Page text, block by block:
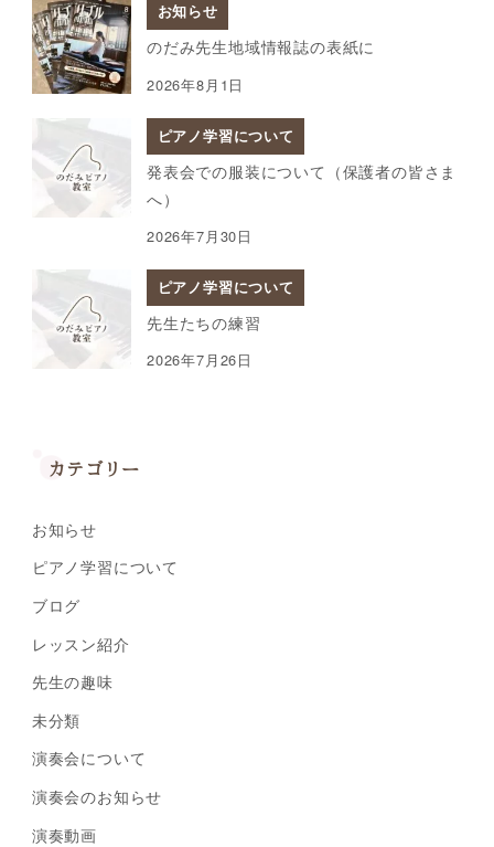
お知らせ
のだみ先生地域情報誌の表紙に
2026年8月1日
ピアノ学習について
発表会での服装について（保護者の皆さま
へ）
2026年7月30日
ピアノ学習について
先生たちの練習
2026年7月26日
カテゴリー
お知らせ
ピアノ学習について
ブログ
レッスン紹介
先生の趣味
未分類
演奏会について
演奏会のお知らせ
演奏動画